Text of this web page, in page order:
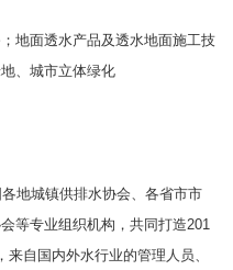
地面透水产品及透水地面施工技
、城市立体绿化
地城镇供排水协会、各省市市
等专业组织机构，共同打造201
自国内外水行业的管理人员、